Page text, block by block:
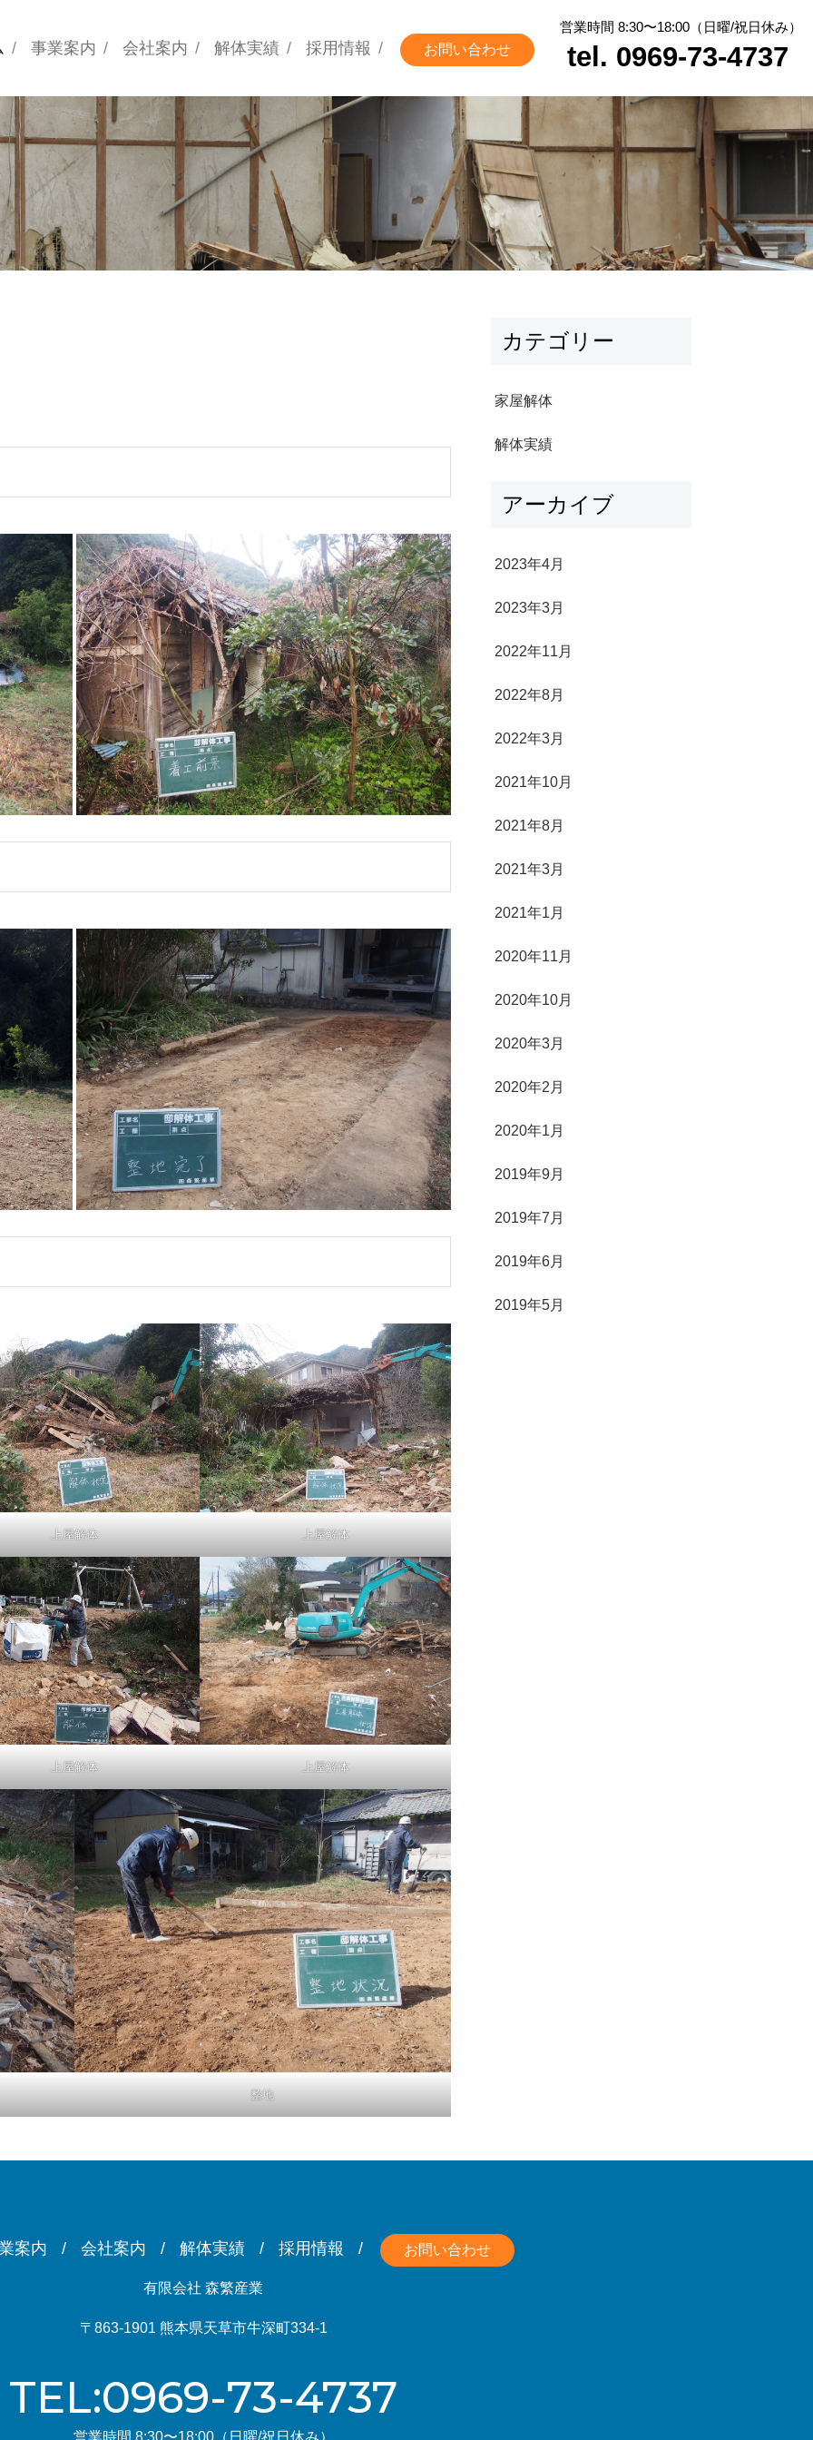
事業案内 会社案内 解体実績 採用情報 お問い合わせ
営業時間 8:30〜18:00（日曜/祝日休み）
tel. 0969-73-4737
上屋解体 上屋解体
上屋解体 上屋解体
整地
カテゴリー
家屋解体
解体実績
アーカイブ
2023年4月
2023年3月
2022年11月
2022年8月
2022年3月
2021年10月
2021年8月
2021年3月
2021年1月
2020年11月
2020年10月
2020年3月
2020年2月
2020年1月
2019年9月
2019年7月
2019年6月
2019年5月
案内 会社案内 解体実績 採用情報 お問い合わせ
有限会社 森繁産業
〒863-1901 熊本県天草市牛深町334-1
TEL:0969-73-4737